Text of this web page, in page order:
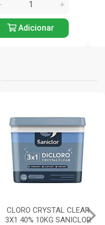
Adicionar
SODA CÁUSTICA 300G
SATURNO